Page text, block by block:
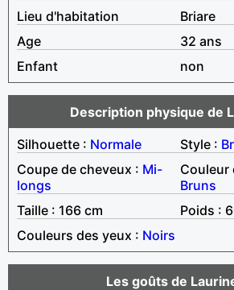
Lieu d'habitation
Briare
Age
32 ans
Enfant
non
Description physique de
Silhouette : Normale Style :
Coupe de cheveux : Mi-
longs
Couleur
Bruns
Taille : 166 cm
Poids :
Couleurs des yeux : Noirs
Les goûts de